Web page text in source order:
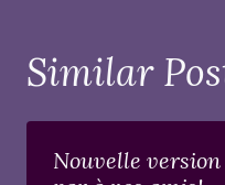
Similar
Nouvelle